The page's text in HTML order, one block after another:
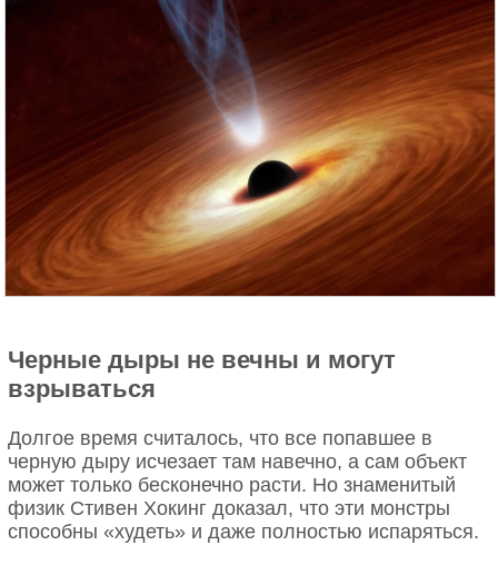
Черные дыры не вечны и могут
взрываться
Долгое время считалось, что все попавшее в
черную дыру исчезает там навечно, а сам объект
может только бесконечно расти. Но знаменитый
физик Стивен Хокинг доказал, что эти монстры
способны «худеть» и даже полностью испаряться.